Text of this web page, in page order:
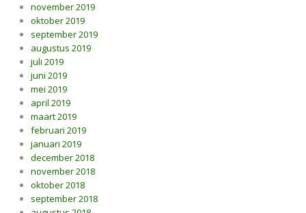
november 2019
oktober 2019
september 2019
augustus 2019
juli 2019
juni 2019
mei 2019
april 2019
maart 2019
februari 2019
januari 2019
december 2018
november 2018
oktober 2018
september 2018